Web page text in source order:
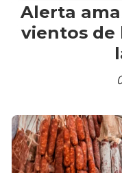
Alerta
vientos de